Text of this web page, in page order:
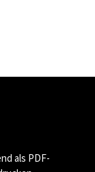
als PDF-